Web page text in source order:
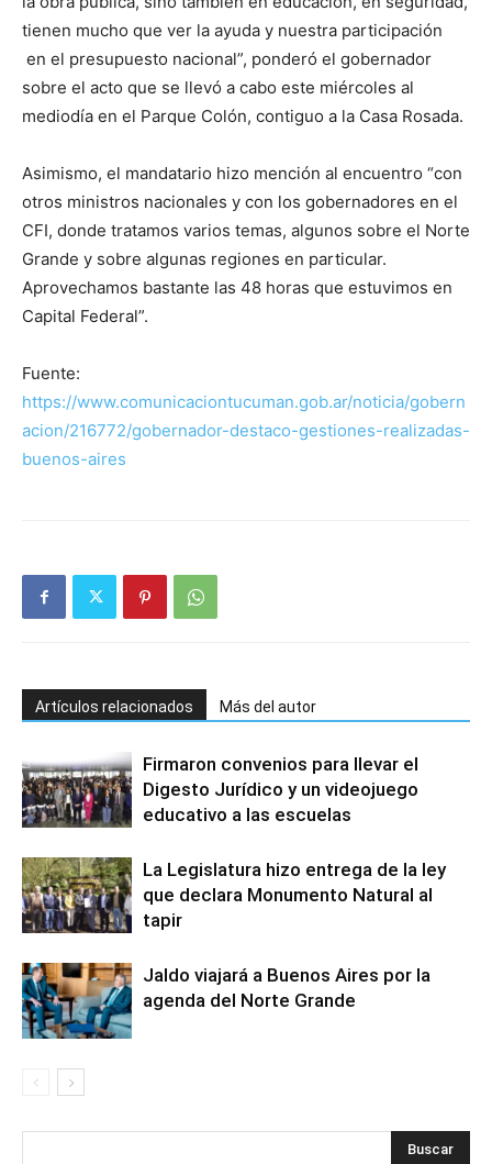
tienen mucho que ver la ayuda y nuestra participación
en el presupuesto nacional”, ponderó el gobernador
sobre el acto que se llevó a cabo este miércoles al
mediodía en el Parque Colón, contiguo a la Casa Rosada.
Asimismo, el mandatario hizo mención al encuentro “con
otros ministros nacionales y con los gobernadores en el
CFI, donde tratamos varios temas, algunos sobre el Norte
Grande y sobre algunas regiones en particular.
Aprovechamos bastante las 48 horas que estuvimos en
Capital Federal”.
Fuente:
https://www.comunicaciontucuman.gob.ar/noticia/gobern
acion/216772/gobernador-destaco-gestiones-realizadas-
buenos-aires
Artículos relacionados Más del autor
Firmaron convenios para llevar el
Digesto Jurídico y un videojuego
educativo a las escuelas
La Legislatura hizo entrega de la ley
que declara Monumento Natural al
tapir
Jaldo viajará a Buenos Aires por la
agenda del Norte Grande